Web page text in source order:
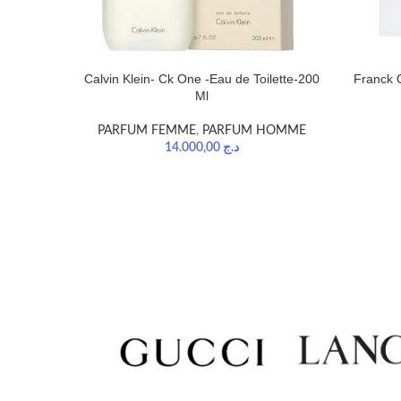
Calvin Klein- Ck One -Eau de Toilette-200
Ml
PARFUM FEMME, PARFUM HOMME
د.ج 14.000,00
Franck